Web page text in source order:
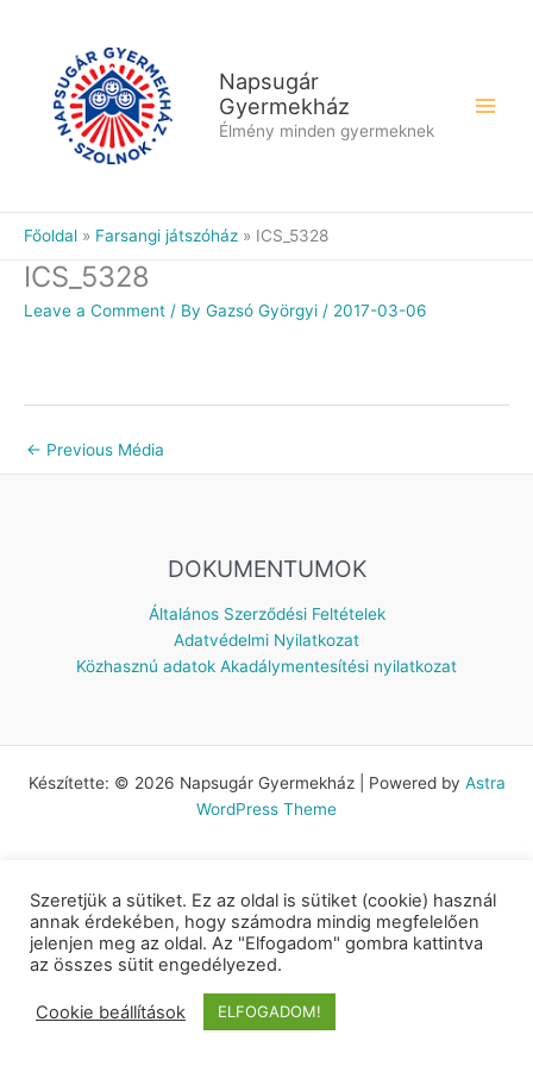
Napsugár
Gyermekház
Élmény minden gyermeknek
Főoldal Farsangi játszóház ICS_5328
ICS_5328
Leave a Comment / By Gazsó Györgyi / 2017-03-06
← Previous Média
DOKUMENTUMOK
Általános Szerződési Feltételek
Adatvédelmi Nyilatkozat
Közhasznú adatok Akadálymentesítési nyilatkozat
Készítette: © 2026 Napsugár Gyermekház | Powered by Astra
WordPress Theme
Szeretjük a sütiket. Ez az oldal is sütiket (cookie) használ
annak érdekében, hogy számodra mindig megfelelően
jelenjen meg az oldal. Az "Elfogadom" gombra kattintva
az összes sütit engedélyezed.
Cookie beállítások ELFOGADOM!